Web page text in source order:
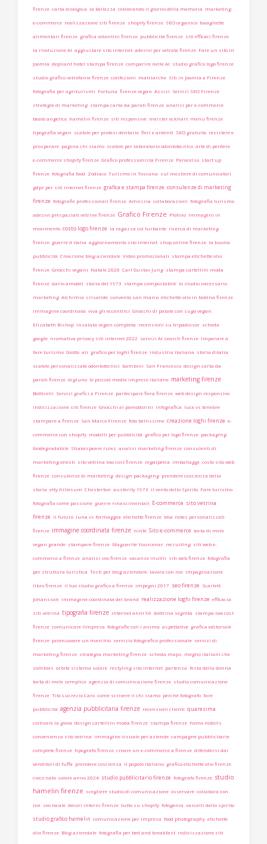
firenze carta ecologica la bellezza celebrando il giorno della memoria marketing
e-commerce realizzazione siti firenze shopify firenze SEO organico tovagliette
alimentari firenze grafica volantini firenze pubblicità firenze siti efficaci firenze
la rivoluzione AI aggiustare sito internet adesivi per vetrate firenze Fare un sito in
Joomla depliant hotel stampa firenze comparire nelle AI studio grafico logo firenze
studio grafico vetrofanie firenze confezioni matriarche Siti in Joomla a Firenze
fotografia per agriturismi Fortuna firenze vegan Assisi Servizi SEO Firenze
strategie di marketing stampa carta da parati firenze analisi per e-commerce
beato angelico hamelin firenze siti responsive meister eckhart menu firenze
tipografia vegan scatole per protesi dentarie fieri e ardenti SEO gratuito resistere e
prosperare pagina chi siamo scatole per laboratorio odontotecnico arte di perdere
e-commerce shopify firenze Grafico professionista Firenze Paracelso start up
firenze fotografia food Zodiaco Turismo in Toscana sul mestiere di comunicatori
gdpr per siti internet firenze grafica e stampa firenze consulenze di marketing
firenze fotografie professionali firenze Amicizia collaborazioni fotografia turismo
adesivi prespaziati vetrine firenze Grafico Firenze Plotino Immagini in
movimento costo logo firenze la ragazza col turbante ricerca di marketing
firenze guerre d italia aggiornamento sito internet shop online firenze la buona
pubblicità Creazione blog aziendale Video promozionali stampa etichette olio
firenze Gnocchi vegani Natale 2020 Carl Gustav Jung stampa cartellini moda
firenze dario amodei storia del 1973 stampa compostabile lo studio necessario
marketing Alchimia crisalide convento san marco etichette olio in bobina firenze
immagine coordinata viva gli eccentrici Gnocchi di patate con sugo vegan
Elizabeth Bishop insalata vegan completa recensioni su tripadvisor scheda
google nromativa privacy siti internet 2022 servizi AI search firenze Imparare a
fare turismo Giotto ali grafico per loghi firenze industria italiana storia ditalia
scatole personalizzate odontotecnici bambini San Francesco design carta da
parati firenze digiuno le piccole medie imprese italiane marketing firenze
Botticelli Servizi grafici a Firenze partecipare fiera firenze web design responsivo
indicizzazione siti firenze Gnocchi ai pomodorini infografica luce vs tenebre
stampare a firenze San Marco Firenze foto bellissime creazione loghi firenze e-
commerce con shopify modelli per pubblicità grafico per logo firenze packaging
biodegradabile Shakespeare rulez analisi marketing firenze consulenti di
marketing onesti sito vetrina low cost firenze regalpetra imballaggi costo sito web
firenze consulenze di marketing design packaging prendere coscienza della
storia etty hillesum Chesterton austerity 1973 il vento dello Spirito Fare turismo
fotografia come passione guerre rinascimentali E-commerce sito vetrina
firenze il futuro luna vs formaggia etichette firenze bloc notes personalizzati
firenze immagine coordinata firenze ninfe Sito e-commerce torta di mele
vegan grande stampare firenze Maguerite Yourcenar recruiting siti web e-
commerce a firenze analisi seo firenze vacanze inutili siti web firenze fotografia
per struttura turistica Testi per blog aziendale lavora con noi impaginazione
libro firenze il tuo studio grafico a firenze impegni 2017 seo firenze Scarlett
Johansson immagine coordinata del brand realizzazione loghi firenze efficacia
siti vetrina tipografia firenze internet anni 90 dottrina segreta stampa low cost
firenze comunicare limpresa fotografie con l anima aspettative grafica editoriale
firenze promuovere un marchio servizio fotografico professionale servizi di
marketing firenze strategia marketing firenze scheda maps meglio italiani che
zombies orbite sistema solare restyling sito internet partenza festa della donna
torta di mele semplice agenzia di comunicazione firenze studio comunicazione
firenze Tito Lucrezio Caro come scrivere il chi siamo perchè fotografo fare
pubblicità agenzia pubblicitaria firenze recensioni clienti quaresima
coltivare la gioia design cartellini moda firenze stampa firenze homo nobilis
convenienza sito vetrina immagine visuale per aziende campagne pubblicitarie
complete firenze tipografo firenze creare un e-commerce a firenze difendersi dai
venditori di fuffa prendere coscienza il popolo italiano grafico etichette olio firenze
cieco nato colore anno 2024 studio pubblicitario firenze fotografo firenze studio
hamelin firenze scegliere studio di comunicazione osservare collabora con
noi seo locale decori interni firenze tutto su shopify fotogenia vascelli dello spirito
studio grafico hamelin comunicazione per impresa food photography etichette
olio firenze Blog aziendale fotografia per bed and breakfast indicizzazione siti